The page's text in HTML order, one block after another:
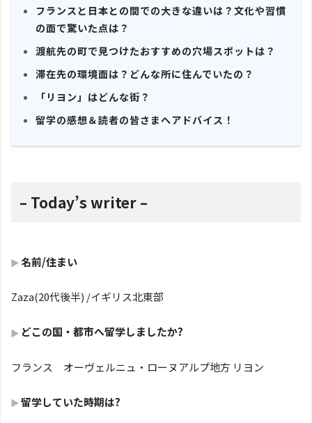
フランスと日本との間での大きな違いは？文化や習慣
の面で驚いた点は？
渡航先の町で見つけたおすすめの穴場スポットは？
滞在先の環境面は？どんな所に住んでいたの？
「リヨン」はどんな街？
留学の感想＆読者の皆さまへアドバイス！
– Today’s writer –
名前/住まい
Zaza(20代後半) /イギリス北東部
どこの国・都市へ留学しましたか?
フランス オーヴェルニュ・ローヌアルプ地方 リヨン
留学していた時期は?